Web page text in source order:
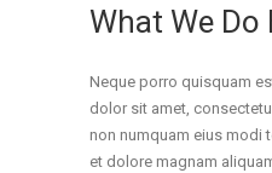
What We Do
Neque porro quisquam
dolor sit amet,
non numquam eius modi
et dolore magnam